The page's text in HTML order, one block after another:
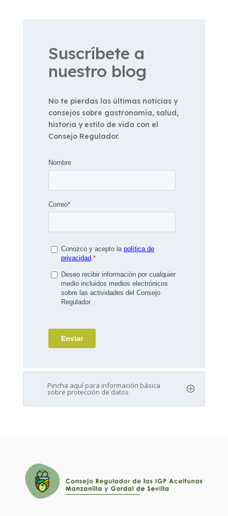
Suscríbete a
nuestro blog
No te pierdas las últimas noticias y
consejos sobre gastronomía, salud,
historia y estilo de vida con el
Consejo Regulador.
Pincha aquí para información básica
sobre protección de datos